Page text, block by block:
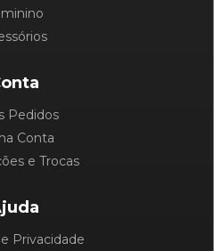
Pedidos
Conta
e Trocas
Privacidade